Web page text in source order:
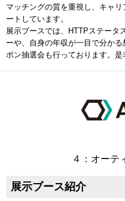
マッチングの質を重視し、キャ
ートしています。
展示ブースでは、HTTPステータ
ーや、自身の年収が一目で分か
ポン抽選会も行っております。是
４：オーテ
展示ブース紹介